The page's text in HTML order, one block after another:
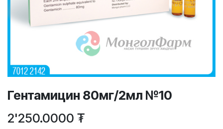
Гентамицин 80мг/2мл №10
2'250.0000 ₮